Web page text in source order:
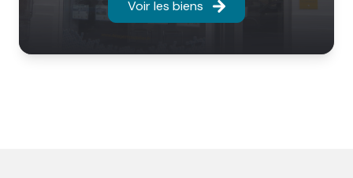
Voir les biens
faire gérer votre patrimoine immobilier, nous sommes
Vous bénéficierez de professionnels réactifs,